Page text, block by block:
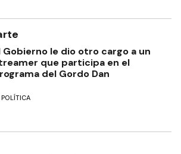
Gobierno le dio otro cargo a un
que participa en el
del Gordo Dan
POLÍTICA